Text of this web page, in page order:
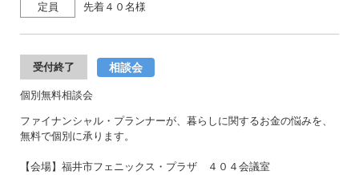
定員 先着４０名様
受付終了 相談会
個別無料相談会
ファイナンシャル・プランナーが、暮らしに関するお金の悩みを、
無料で個別に承ります。
【会場】福井市フェニックス・プラザ ４０４会議室